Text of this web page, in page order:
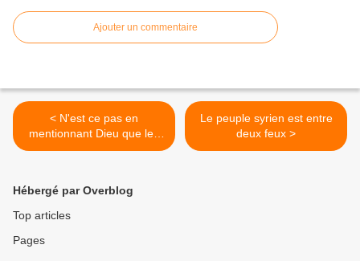
Ajouter un commentaire
< N'est ce pas en
mentionnant Dieu que les
cœurs s'apaisent ?!
Le peuple syrien est entre
deux feux >
Hébergé par Overblog
Top articles
Pages